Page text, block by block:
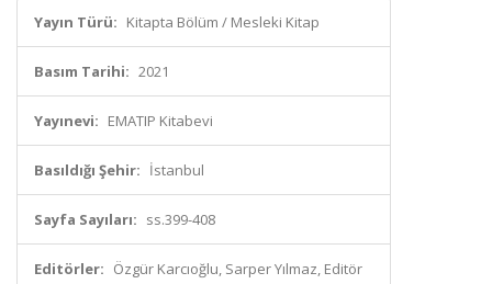
Yayın Türü: Kitapta Bölüm / Mesleki Kitap
Basım Tarihi: 2021
Yayınevi: EMATIP Kitabevi
Basıldığı Şehir: İstanbul
Sayfa Sayıları: ss.399-408
Editörler: Özgür Karcıoğlu, Sarper Yılmaz, Editör